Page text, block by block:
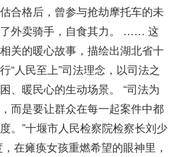
合格后，曾参与抢劫摩托车的未
外卖骑手，自食其力。 …… 这
关的暖心故事，描绘出湖北省十
“人民至上”司法理念，以司法之
、暖民心的生动场景。 “司法为
而是要让群众在每一起案件中都
。”十堰市人民检察院检察长刘少
在瘫痪女孩重燃希望的眼神里，